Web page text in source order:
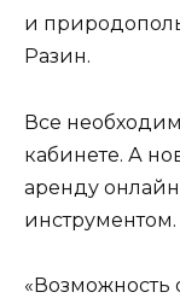
и
Разин.
Все
кабинете. А
аренду
инструментом.